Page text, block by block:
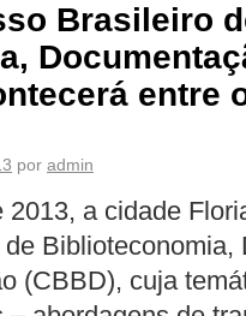
Brasileiro
entre
por admin
2013, a cidade
Biblioteconomia,
(CBBD), cuja